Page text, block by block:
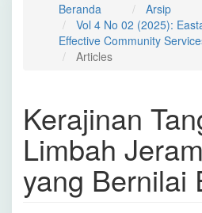
Beranda
Arsip
Vol 4 No 02 (2025):
Effective Community
Articles
Kerajinan
Limbah
yang Bernilai